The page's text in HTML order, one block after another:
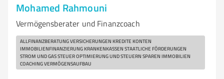
Mohamed Rahmouni
Vermögensberater und Finanzcoach
ALLFINANZBERATUNG VERSICHERUNGEN KREDITE KONTEN
IMMOBILIENFINANZIERUNG KRANKENKASSEN STAATLICHE FÖRDERUNGEN
STROM UND GAS STEUER OPTIMIERUNG UND STEUERN SPAREN IMMOBILIEN
COACHING VERMÖGENSAUFBAU